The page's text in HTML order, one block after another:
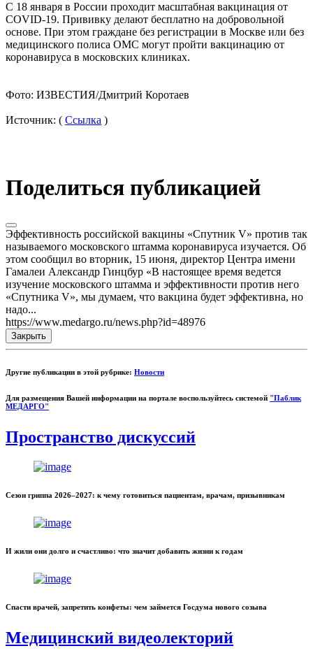
С 18 января в России проходит масштабная вакцинация от
COVID-19. Прививку делают бесплатно на добровольной
основе. При этом граждане без регистрации в Москве или без
медицинского полиса ОМС могут пройти вакцинацию от
коронавируса в московских клиниках.
Фото: ИЗВЕСТИЯ/Дмитрий Коротаев
Источник: ( Ссылка )
Поделиться публикацией
Эффективность российской вакцины «Спутник V» против так
называемого московского штамма коронавируса изучается. Об
этом сообщил во вторник, 15 июня, директор Центра имени
Гамалеи Александр Гинцбур «В настоящее время ведется
изучение московского штамма и эффективности против него
«Спутника V», мы думаем, что вакцина будет эффективна, но
надо...
https://www.medargo.ru/news.php?id=48976
Закрыть
Другие публикации в этой рубрике: Новости
Для размещения Вашей информации на портале воспользуйтесь системой "Паблик
МЕДАРГО"
Пространство дискуссий
Сезон гриппа 2026–2027: к чему готовиться пациентам, врачам, призывникам
И жили они долго и счастливо: что значит добавить жизни к годам
Спасти врачей, запретить конфеты: чем займется Госдума нового созыва
Медицинский видеолекторий